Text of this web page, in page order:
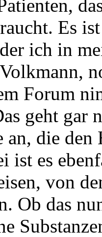
Es
ich in
Forum
geht gar
an, die
ist es
von
Ob das